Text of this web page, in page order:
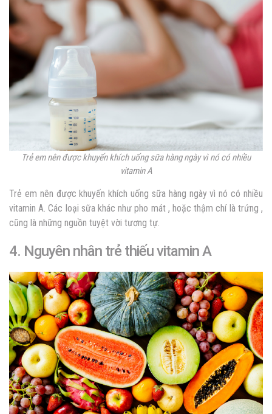
Trẻ em nên được khuyến khích uống sữa hàng ngày vì nó có nhiều
vitamin A
Trẻ em nên được khuyến khích uống sữa hàng ngày vì nó có nhiều
vitamin A. Các loại sữa khác như pho mát , hoặc thậm chí là trứng ,
cũng là những nguồn tuyệt vời tương tự.
4. Nguyên nhân trẻ thiếu vitamin A